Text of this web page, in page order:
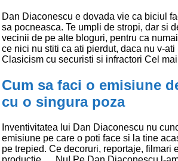
Dan Diaconescu e dovada vie ca biciul
sa pocneasca. Te umpli de stropi, dar si
vecinii de pe alte bloguri, pentru ca
ce nici nu stiti ca ati pierdut, daca nu v-ati
Clasicism cu securisti si infractori Cel
Cum sa faci o emisiune
cu o singura poza
Inventivitatea lui Dan Diaconescu nu
emisiune pe care o poti face si la tine
pe trepied. Ce decoruri, reportaje, filmari